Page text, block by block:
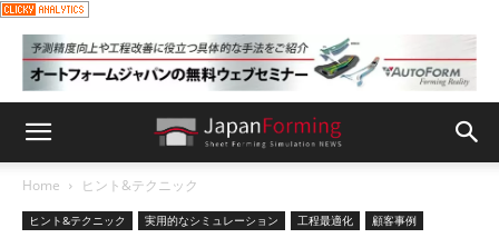
Home ヒント&テクニック
ヒント&テクニック 実用的なシミュレーション 工程最適化 顧客事例